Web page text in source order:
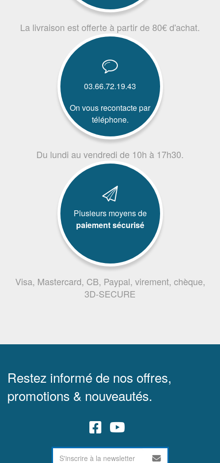
La livraison est offerte à partir de 80€ d'achat.
03.66.72.19.43
On vous recontacte par
téléphone.
Du lundi au vendredi de 10h à 17h30.
Plusieurs moyens de
paiement sécurisé
Visa, Mastercard, CB, Paypal, virement, chèque,
3D-SECURE
Restez informé de nos offres,
promotions & nouveautés.